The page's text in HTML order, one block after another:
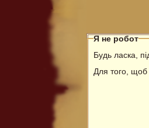
Я не робот
Будь ласка,
Для того,